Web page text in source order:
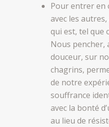
Pour entrer en
avec les
qui est, tel que
Nous pencher,
douceur, sur
chagrins,
de notre
souffrance
avec la bonté
au lieu de